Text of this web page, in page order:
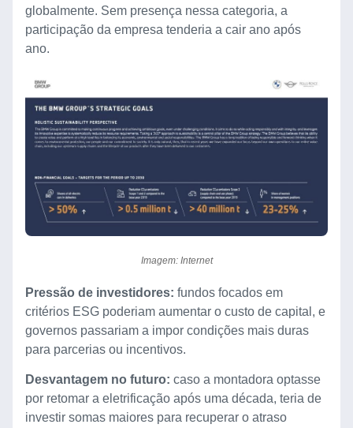
globalmente. Sem presença nessa categoria, a
participação da empresa tenderia a cair ano após
ano.
Imagem: Internet
Pressão de investidores: fundos focados em
critérios ESG poderiam aumentar o custo de capital, e
governos passariam a impor condições mais duras
para parcerias ou incentivos.
Desvantagem no futuro: caso a montadora optasse
por retomar a eletrificação após uma década, teria de
investir somas maiores para recuperar o atraso